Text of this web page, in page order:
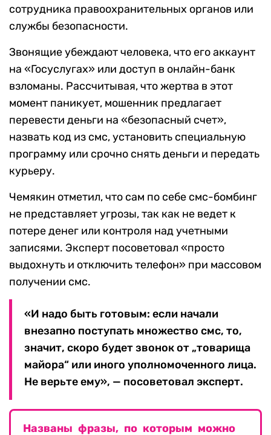
сотрудника правоохранительных органов или
службы безопасности.
Звонящие убеждают человека, что его аккаунт
на «Госуслугах» или доступ в онлайн-банк
взломаны. Рассчитывая, что жертва в этот
момент паникует, мошенник предлагает
перевести деньги на «безопасный счет»,
назвать код из смс, установить специальную
программу или срочно снять деньги и передать
курьеру.
Чемякин отметил, что сам по себе смс-бомбинг
не представляет угрозы, так как не ведет к
потере денег или контроля над учетными
записями. Эксперт посоветовал «просто
выдохнуть и отключить телефон» при массовом
получении смс.
«И надо быть готовым: если начали
внезапно поступать множество смс, то,
значит, скоро будет звонок от „товарища
майора“ или иного уполномоченного лица.
Не верьте ему», — посоветовал эксперт.
Названы фразы, по которым можно